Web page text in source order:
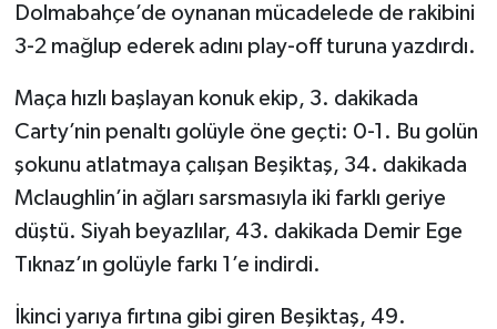
Dolmabahçe’de oynanan mücadelede de rakibini
3-2 mağlup ederek adını play-off turuna yazdırdı.
Maça hızlı başlayan konuk ekip, 3. dakikada
Carty’nin penaltı golüyle öne geçti: 0-1. Bu golün
şokunu atlatmaya çalışan Beşiktaş, 34. dakikada
Mclaughlin’in ağları sarsmasıyla iki farklı geriye
düştü. Siyah beyazlılar, 43. dakikada Demir Ege
Tıknaz’ın golüyle farkı 1’e indirdi.
İkinci yarıya fırtına gibi giren Beşiktaş, 49.